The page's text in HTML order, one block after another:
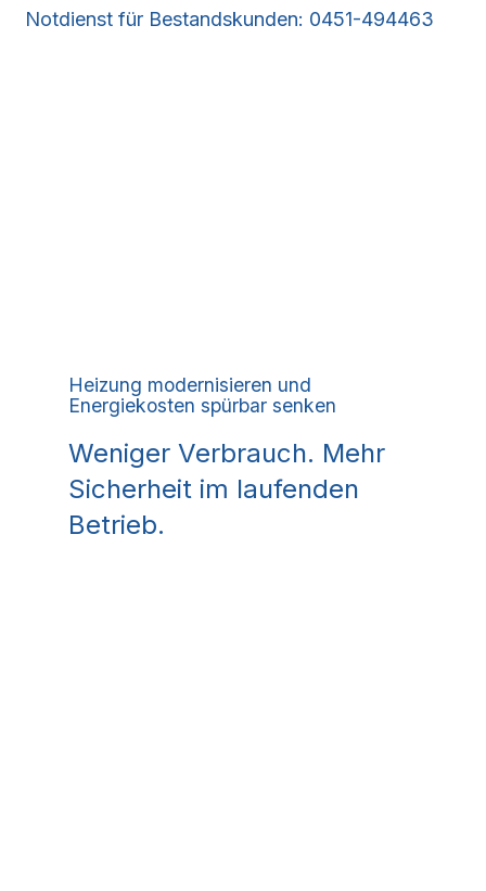
Notdienst für Bestandskunden: 0451-494463
Heizung modernisieren und
Energiekosten spürbar senken
Weniger Verbrauch. Mehr
Sicherheit im laufenden
Betrieb.